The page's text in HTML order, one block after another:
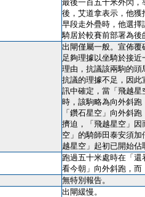
最後一百五十米外閃
後，艾道拿表示，他
早段走外疊時，他選
騎居於較賽前部署為後
出閘僅屬一般。宣佈
足夠理據以坐騎於接
理由，抗議該兩駒的
抗議的理據不足，因
訊中確定，當「飛越
時，該駒略為向外斜
「鑽石星空」向外斜
擠迫，「飛越星空」
空」的騎師田泰安須
越星空」起初已開始佔
跑過五十米處時在「
看今朝」向外斜跑，
無特別報告。
出閘緩慢。